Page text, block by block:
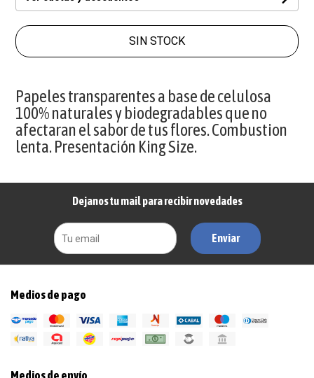
SIN STOCK
Papeles transparentes a base de celulosa
100% naturales y biodegradables que no
afectaran el sabor de tus flores. Combustion
lenta. Presentación King Size.
Dejanos tu mail para recibir novedades
Enviar
Medios de pago
Medios de envío